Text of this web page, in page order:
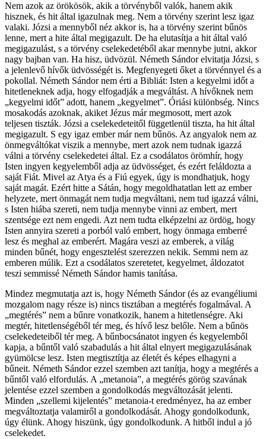
Nem azok az örökösök, akik a törvényből valók, hanem akik
hisznek, és hit által igazulnak meg. Nem a törvény szerint lesz igaz
valaki. Józsi a mennyből néz akkor is, ha a törvény szerint bűnös
lenne, mert a hite által megigazult. De ha elutasítja a hit által való
megigazulást, s a törvény cselekedetéből akar mennybe jutni, akkor
nagy bajban van. Ha hisz, üdvözül. Németh Sándor elvitatja Józsi, s
a jelenlevő hívők üdvösségét is. Megfenyegeti őket a törvénnyel és a
pokollal. Németh Sándor nem érti a Bibliát: Isten a kegyelmi időt a
hitetleneknek adja, hogy elfogadják a megváltást. A hívőknek nem
„kegyelmi időt” adott, hanem „kegyelmet”. Óriási különbség. Nincs
mosakodás azoknak, akiket Jézus már megmosott, mert azok
teljesen tiszták. Józsi a cselekedeteitől függetlenül tiszta, ha hit által
megigazult. S egy igaz ember már nem bűnös. Az angyalok nem az
önmegváltókat viszik a mennybe, mert azok nem tudnak igazzá
válni a törvény cselekedetei által. Ez a csodálatos örömhír, hogy
Isten ingyen kegyelemből adja az üdvösséget, és ezért feláldozta a
saját Fiát. Mivel az Atya és a Fiú egyek, úgy is mondhatjuk, hogy
saját magát. Ezért hitte a Sátán, hogy megoldhatatlan lett az ember
helyzete, mert önmagát nem tudja megváltani, nem tud igazzá válni,
s Isten hiába szereti, nem tudja mennybe vinni az embert, mert
szentsége ezt nem engedi. Azt nem tudta elképzelni az ördög, hogy
Isten annyira szereti a porból való embert, hogy önmaga emberré
lesz és meghal az emberért. Magára veszi az emberek, a világ
minden bűnét, hogy engesztelést szerezzen nekik. Semmi nem az
emberen múlik. Ezt a csodálatos szeretetet, kegyelmet, áldozatot
teszi semmissé Németh Sándor hamis tanítása.
Mindez megmutatja azt is, hogy Németh Sándor (és az evangéliumi
mozgalom nagy része is) nincs tisztában a megtérés fogalmával. A
„megtérés” nem a bűnre vonatkozik, hanem a hitetlenségre. Aki
megtér, hitetlenségéből tér meg, és hívő lesz belőle. Nem a bűnös
cselekedeteiből tér meg. A bűnbocsánatot ingyen és kegyelemből
kapja, a bűntől való szabadulás a hit által elnyert megigazulásának
gyümölcse lesz. Isten megtisztítja az életét és képes elhagyni a
bűneit. Németh Sándor ezzel szemben azt tanítja, hogy a megtérés a
bűntől való elfordulás. A „metanoia”, a megtérés görög szavának
jelentése ezzel szemben a gondolkodás megváltozását jelenti.
Minden „szellemi kijelentés” metanoia-t eredményez, ha az ember
megváltoztatja valamiről a gondolkodását. Ahogy gondolkodunk,
úgy élünk. Ahogy hiszünk, úgy gondolkodunk. A hitből indul a jó
cselekedet.